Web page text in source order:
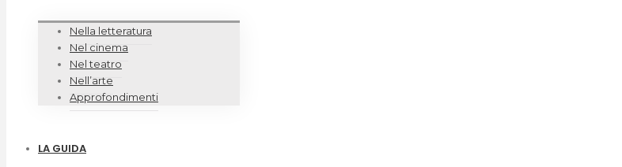
Nella letteratura
Nel cinema
Nel teatro
Nell’arte
Approfondimenti
LA GUIDA